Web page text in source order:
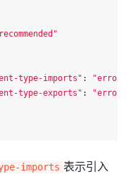
type-imports" :
"error"
type-exports" :
"error"
imports 表示引入